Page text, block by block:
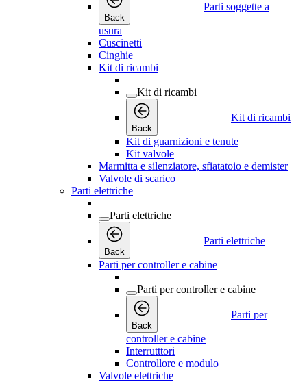
Back
Parti soggette a
usura
Cuscinetti
Cinghie
Kit di ricambi
Kit di ricambi
Back
Kit di ricambi
Kit di guarnizioni e tenute
Kit valvole
Marmitta e silenziatore, sfiatatoio e demister
Valvole di scarico
Parti elettriche
Parti elettriche
Back
Parti elettriche
Parti per controller e cabine
Parti per controller e cabine
Back
Parti per
controller e cabine
Interrutttori
Controllore e modulo
Valvole elettriche